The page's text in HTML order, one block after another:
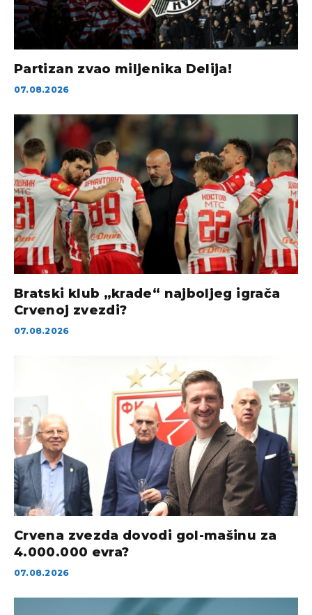
Partizan zvao miljenika Delija!
07.08.2026
Bratski klub „krade“ najboljeg igrača
Crvenoj zvezdi?
07.08.2026
Crvena zvezda dovodi gol-mašinu za
4.000.000 evra?
07.08.2026